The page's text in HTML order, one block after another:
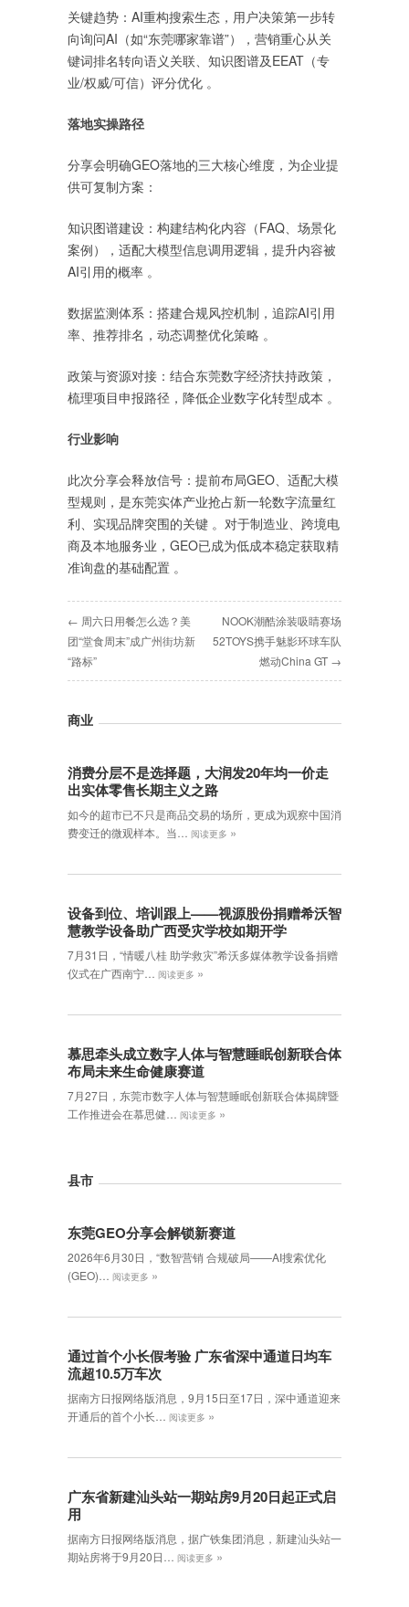
‌关键趋势‌：AI重构搜索生态，用户决策第一步转
向询问AI（如“东莞哪家靠谱”），营销重心从关
键词排名转向‌语义关联、知识图谱及EEAT（专
业/权威/可信）评分‌优化 。‌
落地实操路径
分享会明确GEO落地的三大核心维度，为企业提
供可复制方案：
‌知识图谱建设‌：构建结构化内容（FAQ、场景化
案例），适配大模型信息调用逻辑，提升内容被
AI引用的概率 。
‌数据监测体系‌：搭建合规风控机制，追踪AI引用
率、推荐排名，动态调整优化策略 。
‌政策与资源对接‌：结合东莞数字经济扶持政策，
梳理项目申报路径，降低企业数字化转型成本 。‌
行业影响
此次分享会释放信号：‌提前布局GEO、适配大模
型规则‌，是东莞实体产业抢占新一轮数字流量红
利、实现品牌突围的关键 。对于制造业、跨境电
商及本地服务业，GEO已成为低成本稳定获取精
准询盘的基础配置 。‌
← 周六日用餐怎么选？美
团“堂食周末”成广州街坊新
“路标”
NOOK潮酷涂装吸睛赛场
52TOYS携手魅影环球车队
燃动China GT →
商业
消费分层不是选择题，大润发20年均一价走
出实体零售长期主义之路
如今的超市已不只是商品交易的场所，更成为观察中国消
费变迁的微观样本。当…
阅读更多 »
设备到位、培训跟上——视源股份捐赠希沃智
慧教学设备助广西受灾学校如期开学
7月31日，“情暖八桂 助学救灾”希沃多媒体教学设备捐赠
仪式在广西南宁…
阅读更多 »
慕思牵头成立数字人体与智慧睡眠创新联合体
布局未来生命健康赛道
7月27日，东莞市数字人体与智慧睡眠创新联合体揭牌暨
工作推进会在慕思健…
阅读更多 »
县市
东莞GEO分享会解锁新赛道
2026年6月30日，‌“数智营销 合规破局——AI搜索优化
(GEO)…
阅读更多 »
通过首个小长假考验 广东省深中通道日均车
流超10.5万车次
据南方日报网络版消息，9月15日至17日，深中通道迎来
开通后的首个小长…
阅读更多 »
广东省新建汕头站一期站房9月20日起正式启
用
据南方日报网络版消息，据广铁集团消息，新建汕头站一
期站房将于9月20日…
阅读更多 »